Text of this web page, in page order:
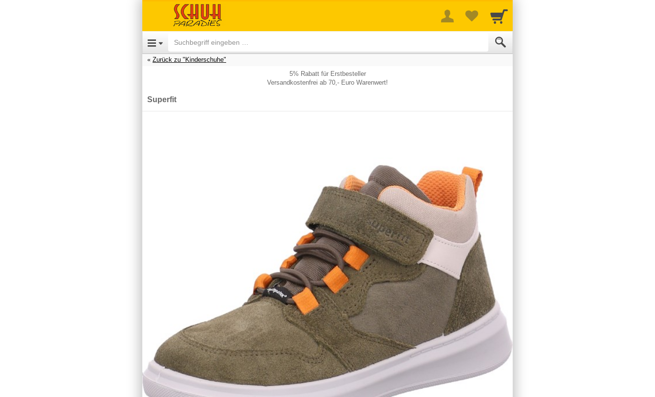
Zurück zu "Kinderschuhe"
5% Rabatt für Erstbesteller
Versandkostenfrei ab 70,- Euro Warenwert!
Superfit